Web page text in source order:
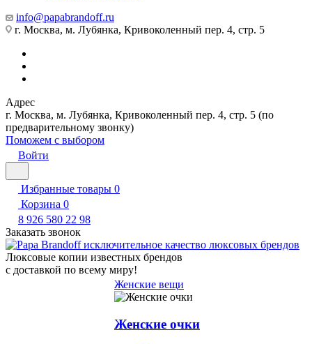
info@papabrandoff.ru
г. Москва, м. Лубянка, Кривоколенный пер. 4, стр. 5
Адрес
г. Москва, м. Лубянка, Кривоколенный пер. 4, стр. 5 (по
предварительному звонку)
Поможем с выбором
Войти
Избранные товары 0
Корзина 0
8 926 580 22 98
Заказать звонок
Люксовые копии известных брендов
с доставкой по всему миру!
Женские вещи
Женские очки